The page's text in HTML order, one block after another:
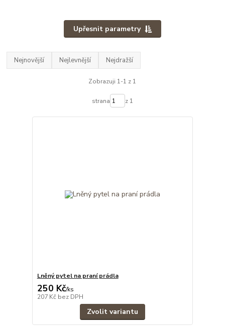
Upřesnit parametry
Nejnovější Nejlevnější Nejdražší
Zobrazuji 1-1 z 1
strana z 1
Lněný pytel na praní prádla
250 Kč/ks
207 Kč bez DPH
Zvolit variantu